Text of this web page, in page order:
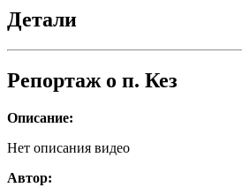
Детали
Репортаж о п. Кез
Описание:
Нет описания видео
Автор: